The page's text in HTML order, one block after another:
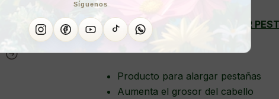
Síguenos
SERUM ALARGADOR
Producto para alargar pestañas
Aumenta el grosor del cabello